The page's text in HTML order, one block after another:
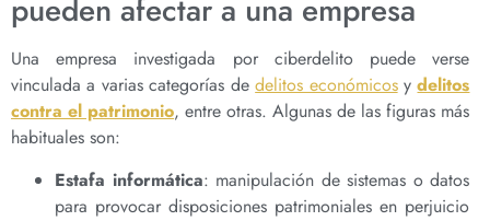
pueden afectar a una empresa
Una empresa investigada por ciberdelito puede verse
vinculada a varias categorías dedelitos económicosydelitos
contra el patrimonio, entre otras. Algunas de las figuras más
habituales son:
Estafa informática: manipulación de sistemas o datos
para provocar disposiciones patrimoniales en perjuicio